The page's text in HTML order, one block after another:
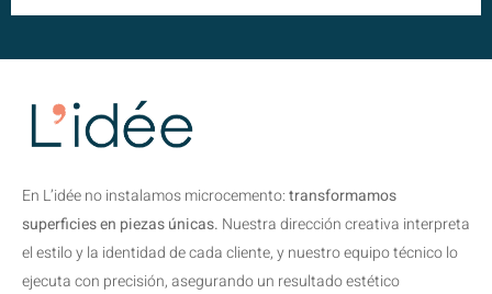
En L’idée no instalamos microcemento:transformamos
superficies en piezas únicas. Nuestra dirección creativa interpreta
el estilo y la identidad de cada cliente, y nuestro equipo técnico lo
ejecuta con precisión, asegurando un resultado estético